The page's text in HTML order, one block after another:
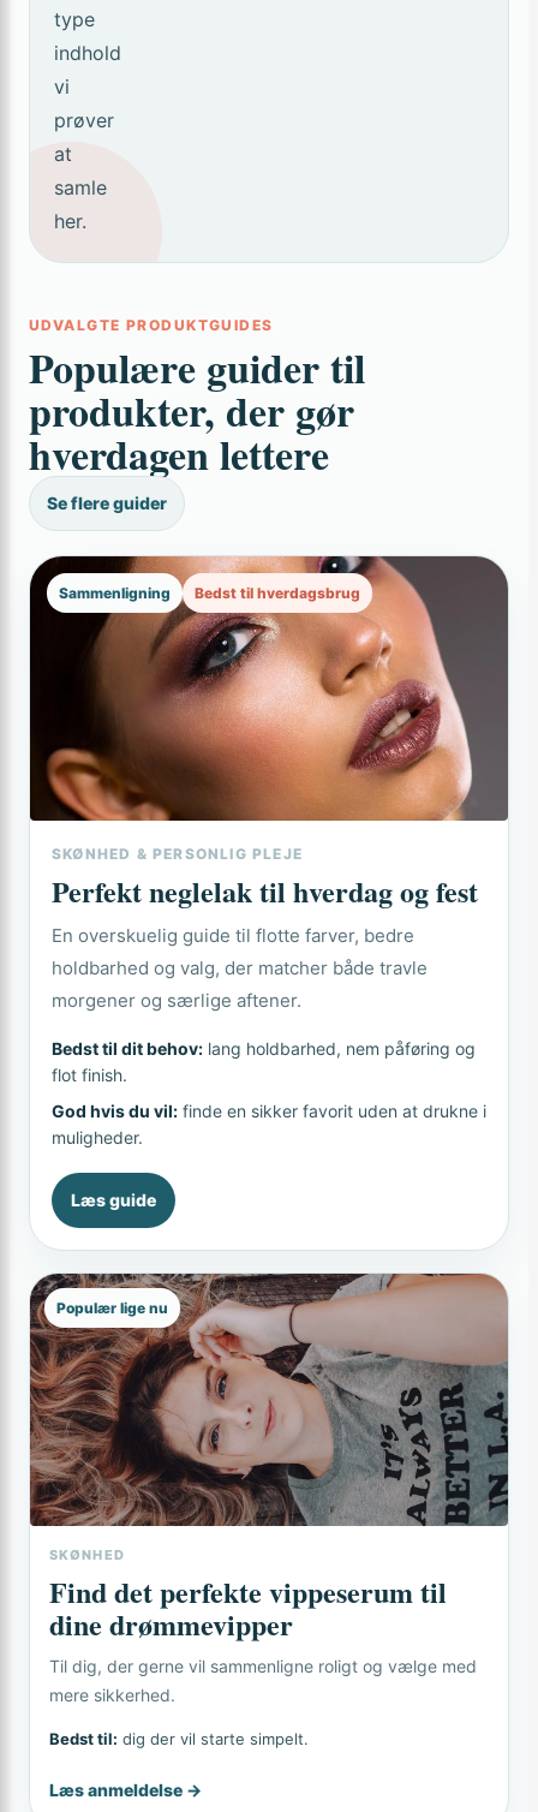
type
indhold,
vi
prøver
at
samle
her.
UDVALGTE PRODUKTGUIDES
Populære guider til
produkter, der gør
hverdagen lettere
Se flere guider
Sammenligning Bedst til hverdagsbrug
SKØNHED & PERSONLIG PLEJE
Perfekt neglelak til hverdag og fest
En overskuelig guide til flotte farver, bedre
holdbarhed og valg, der matcher både travle
morgener og særlige aftener.
Bedst til dit behov: lang holdbarhed, nem påføring og
flot finish.
God hvis du vil: finde en sikker favorit uden at drukne i
muligheder.
Læs guide
Populær lige nu
SKØNHED
Find det perfekte vippeserum til
dine drømmevipper
Til dig, der gerne vil sammenligne roligt og vælge med
mere sikkerhed.
Bedst til: dig der vil starte simpelt.
Læs anmeldelse →